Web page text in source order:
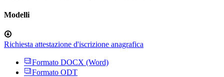
Modelli
Richiesta attestazione d'iscrizione anagrafica
Formato DOCX (Word)
Formato ODT